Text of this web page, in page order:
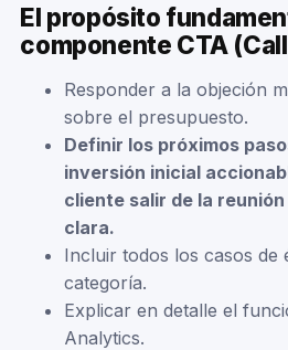
El propósito
componente CTA
Responder a la objeción
sobre el presupuesto.
Definir los próximos
inversión inicial
cliente salir de la
clara.
Incluir todos los casos de
categoría.
Explicar en detalle el
Analytics.